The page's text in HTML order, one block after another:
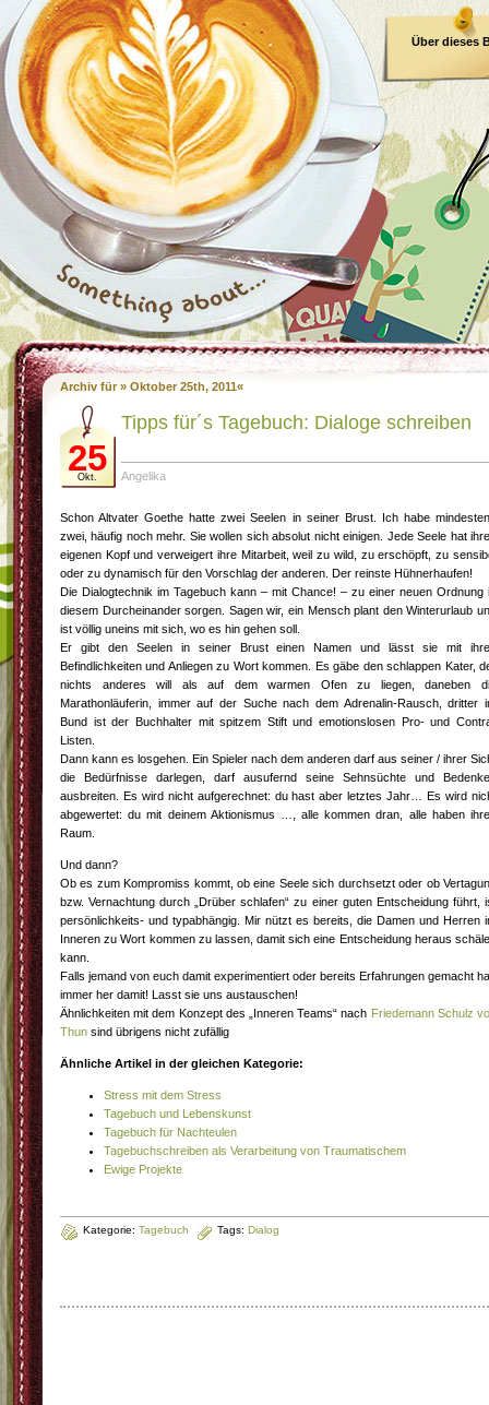
Über dieses
Archiv für » Oktober 25th, 2011«
25
Okt.
Tipps für´s Tagebuch: Dialoge schreiben
Angelika
Schon Altvater Goethe hatte zwei Seelen in seiner Brust. Ich habe
zwei, häufig noch mehr. Sie wollen sich absolut nicht einigen. Jede Seele hat
eigenen Kopf und verweigert ihre Mitarbeit, weil zu wild, zu erschöpft, zu
oder zu dynamisch für den Vorschlag der anderen. Der reinste Hühnerhaufen!
Die Dialogtechnik im Tagebuch kann – mit Chance! – zu einer neuen Ordnung
diesem Durcheinander sorgen. Sagen wir, ein Mensch plant den Winterurlaub
ist völlig uneins mit sich, wo es hin gehen soll.
Er gibt den Seelen in seiner Brust einen Namen und lässt sie mit
Befindlichkeiten und Anliegen zu Wort kommen. Es gäbe den schlappen Kater,
nichts anderes will als auf dem warmen Ofen zu liegen, daneben
Marathonläuferin, immer auf der Suche nach dem Adrenalin-Rausch, dritter
Bund ist der Buchhalter mit spitzem Stift und emotionslosen Pro- und
Listen.
Dann kann es losgehen. Ein Spieler nach dem anderen darf aus seiner / ihrer
die Bedürfnisse darlegen, darf ausufernd seine Sehnsüchte und
ausbreiten. Es wird nicht aufgerechnet: du hast aber letztes Jahr… Es wird
abgewertet: du mit deinem Aktionismus …, alle kommen dran, alle haben
Raum.
Und dann?
Ob es zum Kompromiss kommt, ob eine Seele sich durchsetzt oder ob
bzw. Vernachtung durch „Drüber schlafen“ zu einer guten Entscheidung führt,
persönlichkeits- und typabhängig. Mir nützt es bereits, die Damen und Herren
Inneren zu Wort kommen zu lassen, damit sich eine Entscheidung heraus
kann.
Falls jemand von euch damit experimentiert oder bereits Erfahrungen gemacht
immer her damit! Lasst sie uns austauschen!
Ähnlichkeiten mit dem Konzept des „Inneren Teams“ nach Friedemann Schulz
Thun sind übrigens nicht zufällig
Ähnliche Artikel in der gleichen Kategorie:
Stress mit dem Stress
Tagebuch und Lebenskunst
Tagebuch für Nachteulen
Tagebuchschreiben als Verarbeitung von Traumatischem
Ewige Projekte
Kategorie: Tagebuch Tags: Dialog